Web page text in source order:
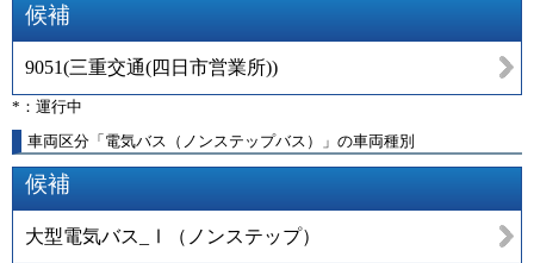
候補
9051(三重交通(四日市営業所))
*：運行中
車両区分「電気バス（ノンステップバス）」の車両種別
候補
大型電気バス_Ⅰ（ノンステップ）